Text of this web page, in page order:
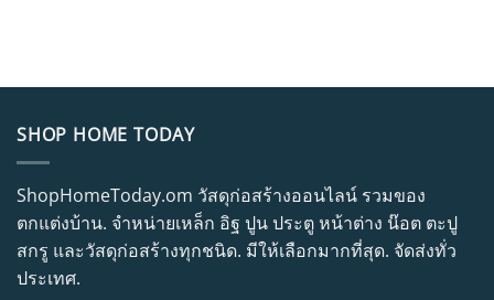
SHOP HOME TODAY
ShopHomeToday.om วัสดุก่อสร้างออนไลน์ รวมของ
ตกแต่งบ้าน. จำหน่ายเหล็ก อิฐ ปูน ประตู หน้าต่าง น๊อต ตะปู
สกรู และวัสดุก่อสร้างทุกชนิด. มีให้เลือกมากที่สุด. จัดส่งทั่ว
ประเทศ.